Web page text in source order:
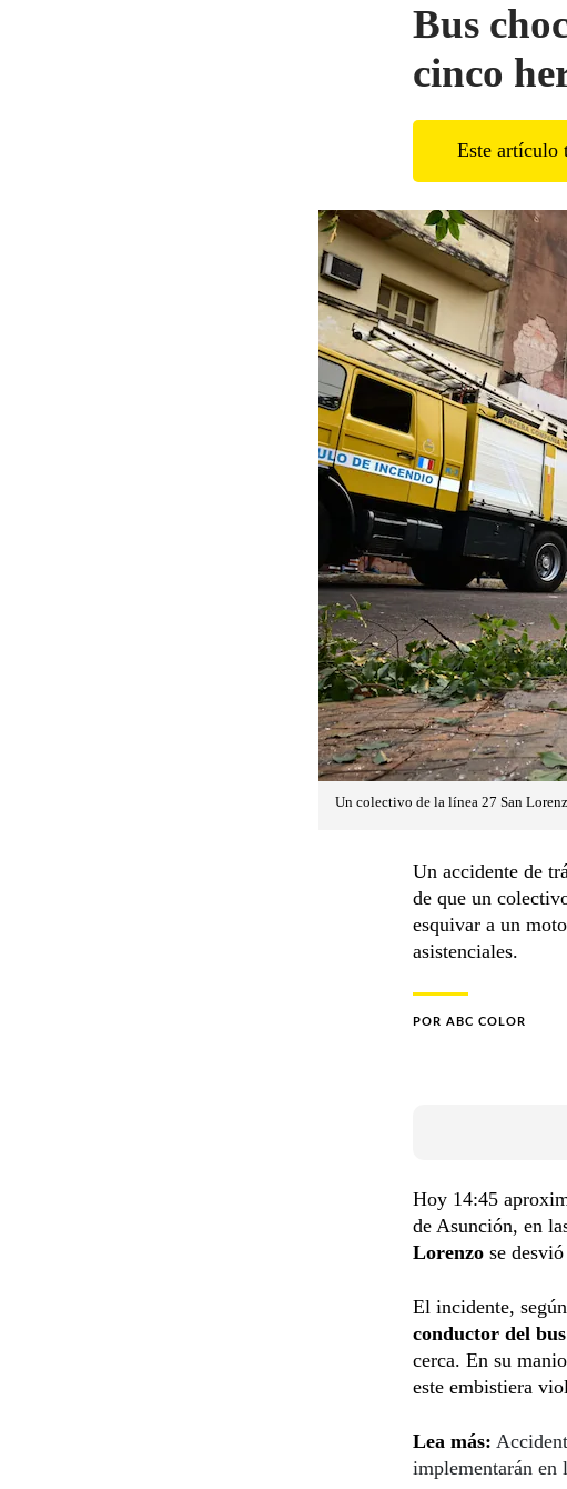
Bus
cinco
Este artículo
Un colectivo de la línea 27 San
Un accidente de
de que un
esquivar a un
asistenciales.
POR ABC COLOR
Hoy 14:45
de Asunción, en
Lorenzo se
El incidente,
conductor del
cerca. En su
este embistiera
Lea más:
implementarán en